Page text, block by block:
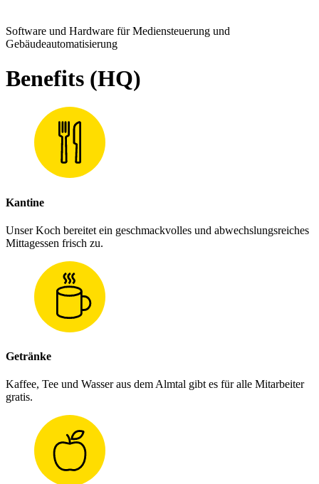
Software und Hardware für Mediensteuerung und
Gebäudeautomatisierung
Benefits (HQ)
Kantine
Unser Koch bereitet ein geschmackvolles und abwechslungsreiches
Mittagessen frisch zu.
Getränke
Kaffee, Tee und Wasser aus dem Almtal gibt es für alle Mitarbeiter
gratis.